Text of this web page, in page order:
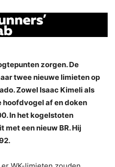
zorgen. De
twee nieuwe limieten op
Zowel Isaac Kimeli als
hoofdvogel af en doken
In het kogelstoten
met een nieuw BR. Hij